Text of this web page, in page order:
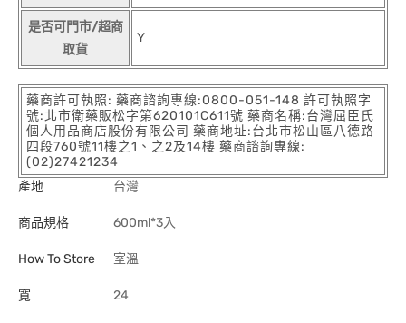
是否可門市/超商
取貨
Y
藥商許可執照: 藥商諮詢專線:0800-051-148 許可執照字
號:北市衛藥販松字第620101C611號 藥商名稱:台灣屈臣氏
個人用品商店股份有限公司 藥商地址:台北市松山區八德路
四段760號11樓之1、之2及14樓 藥商諮詢專線:
(02)27421234
產地
台灣
商品規格 600ml*3入
How To Store 室溫
寬 24